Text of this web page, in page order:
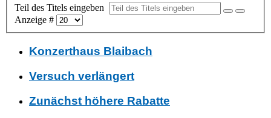
Teil des Titels eingeben
Anzeige #
Konzerthaus Blaibach
Versuch verlängert
Zunächst höhere Rabatte